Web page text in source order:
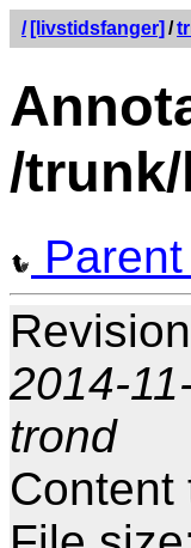
/ [livstidsfanger] /
/
Revision
2014-
trond
Content